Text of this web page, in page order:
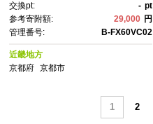
産 もち米 人気 おすすめ 米 コ
メ おこめ お取り寄せ 通販 送料
無料 ふるさと納税 ］
交換pt: - pt
参考寄附額:
29,000 円
管理番号:
B-FX60VC02
近畿地方
京都府
京都市
1 2